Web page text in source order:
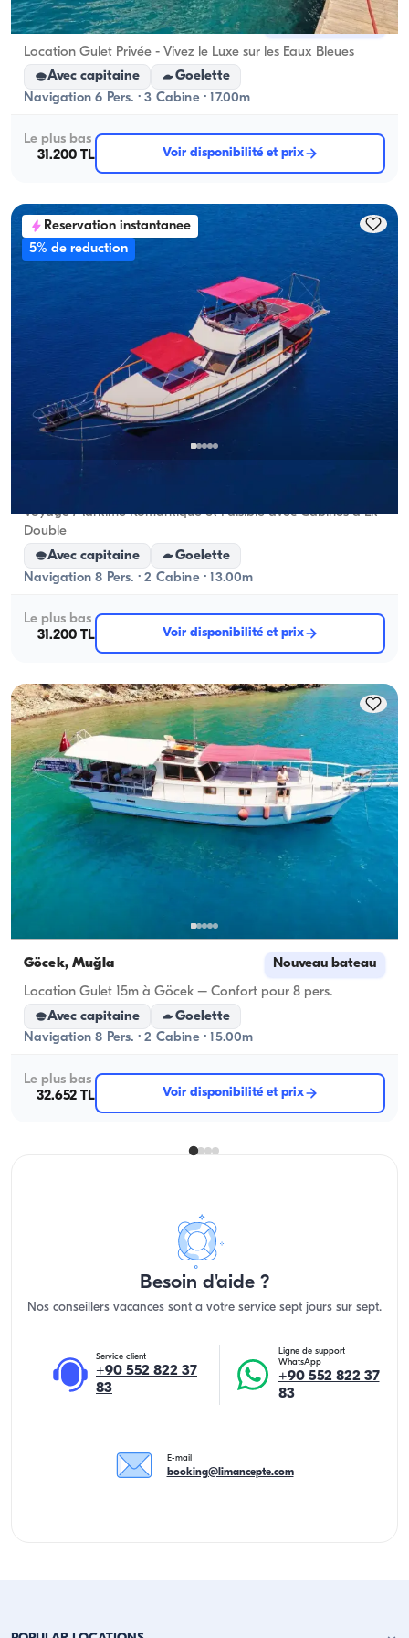
Göcek, Muğla Nouveau bateau
Location Gulet Privée - Vivez le Luxe sur les Eaux Bleues
Avec capitaine
Goelette
Navigation 6 Pers. · 3 Cabine · 17.00m
Le plus bas
31.200 TL
Voir disponibilité et prix
Reservation instantanee
5% de reduction
Voyage Maritime Romantique et Paisible avec Cabines à Lit
Double
Avec capitaine
Goelette
Navigation 8 Pers. · 2 Cabine · 13.00m
Le plus bas
31.200 TL
Voir disponibilité et prix
Göcek, Muğla Nouveau bateau
Location Gulet 15m à Göcek – Confort pour 8 pers.
Avec capitaine
Goelette
Navigation 8 Pers. · 2 Cabine · 15.00m
Le plus bas
32.652 TL
Voir disponibilité et prix
Besoin d'aide ?
Nos conseillers vacances sont a votre service sept jours sur sept.
Service client
+90 552 822 37
83
Ligne de support
WhatsApp
+90 552 822 37
83
E-mail
booking@limancepte.com